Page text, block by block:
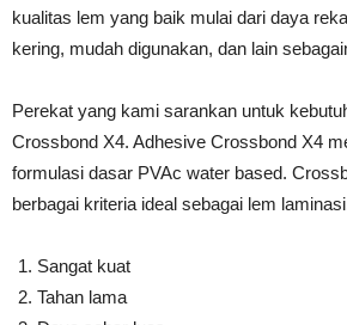
kualitas lem yang baik mulai dari daya
kering, mudah digunakan, dan lain
Perekat yang kami sarankan untuk
Crossbond X4. Adhesive Crossbond X4
formulasi dasar PVAc water based.
berbagai kriteria ideal sebagai lem
Sangat kuat
Tahan lama